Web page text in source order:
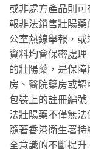
或非處方產品則
報非法銷售壯陽
公室熱線舉報，
資料均會保密處
的壯陽藥，是保
房、醫院藥房或
包裝上的註冊編
法壯陽藥不僅無
隨著香港衛生署
全意識的不斷提